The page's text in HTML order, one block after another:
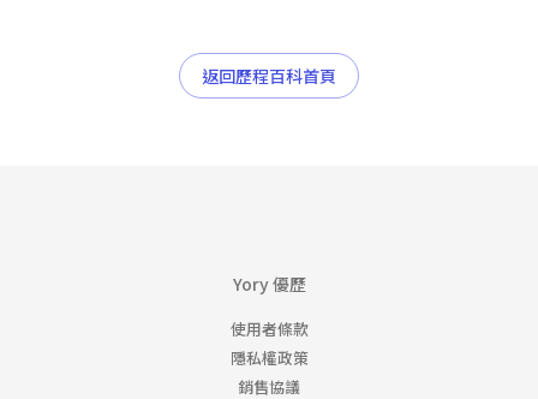
返回歷程百科首頁
Yory 優歷
使用者條款
隱私權政策
銷售協議